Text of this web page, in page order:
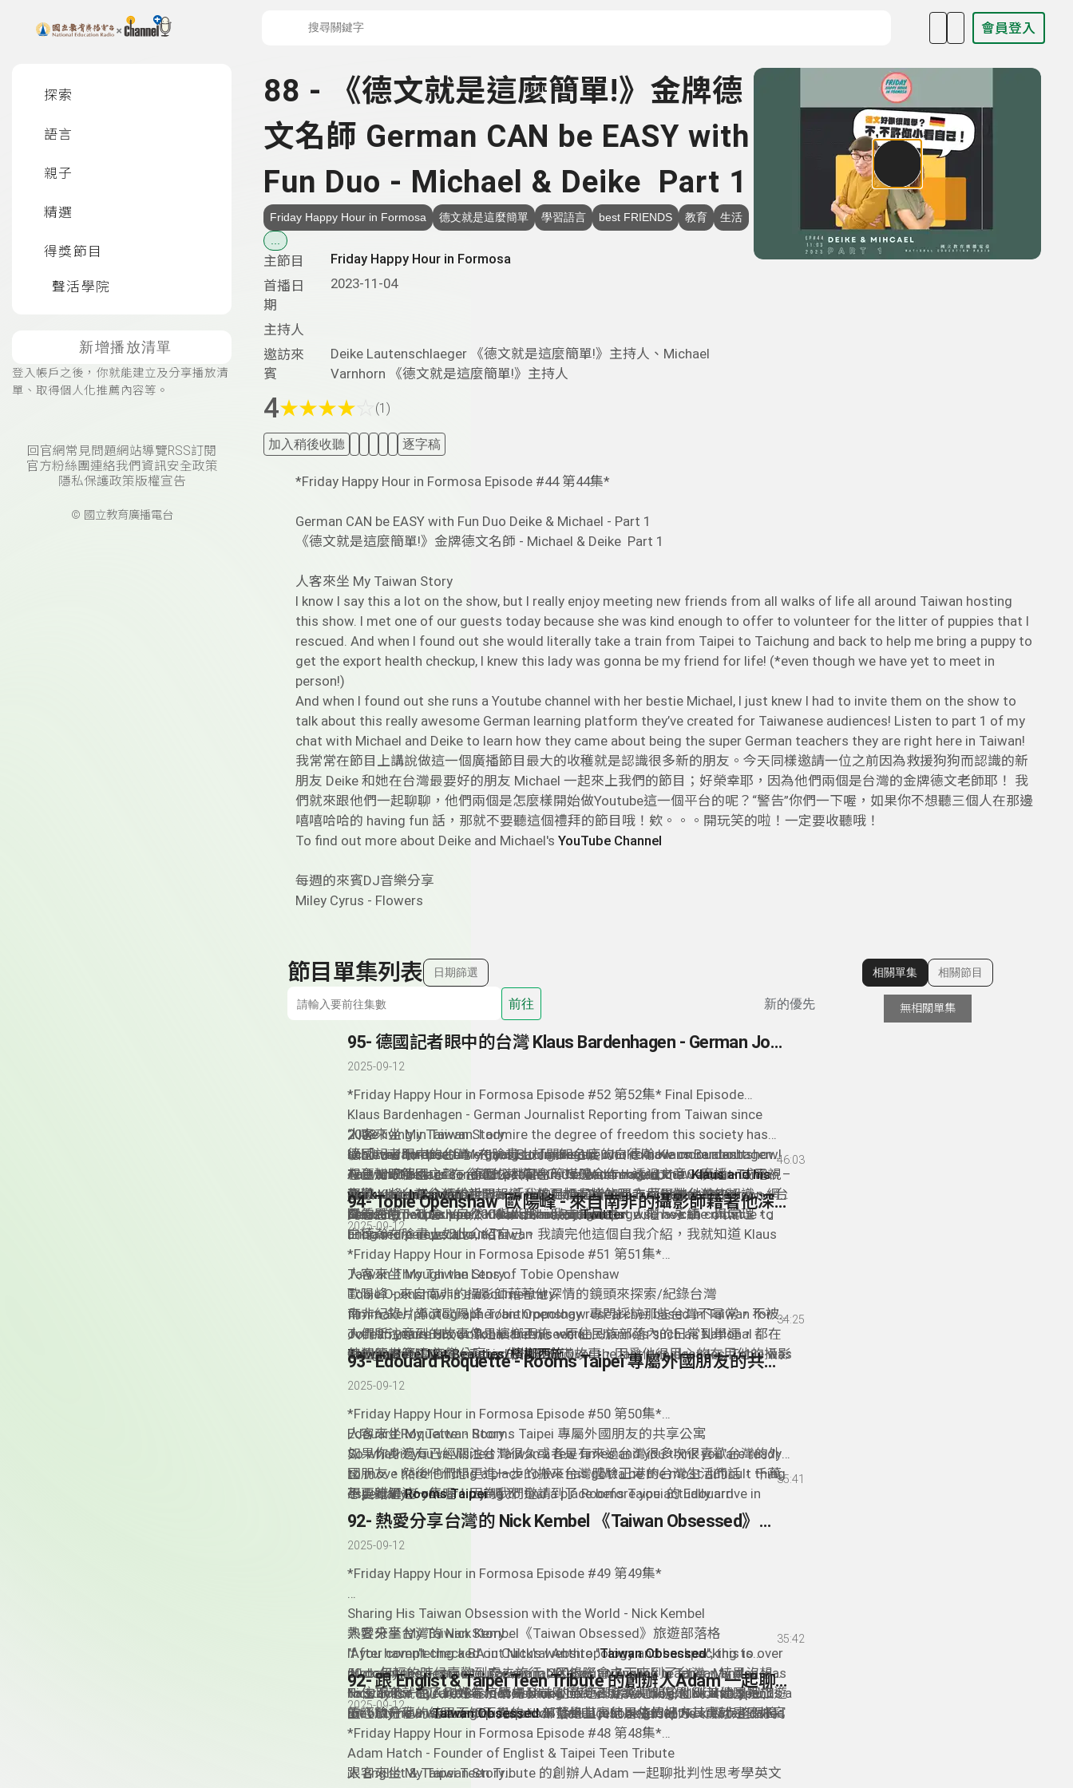
上方功能區塊 會員登入
探索
語言
親子
精選
得獎節目
聲活學院
新增播放清單
登入帳戶之後，你就能建立及分享播放清
單、取得個人化推薦內容等。
回官網常見問題網站導覽RSS訂閱
官方粉絲團連絡我們 資訊安全政策
隱私保護政策版權宣告
© 國立教育廣播電台
88 - 《德文就是這麼簡單!》金牌德
文名師 German CAN be EASY with
Fun Duo - Michael & Deike Part 1
Friday Happy Hour in Formosa 德文就是這麼簡單 學習語言 best FRIENDS 教育
生活
主節目
Friday Happy Hour in Formosa
首播日
期
2023-11-04
主持人
邀訪來
賓
Deike Lautenschlaeger 《德文就是這麼簡單!》主持人、Michael
Varnhorn 《德文就是這麼簡單!》主持人
4★★★★ (1)
加入稍後收聽 逐字稿
*Friday Happy Hour in Formosa Episode #44 第44集*
German CAN be EASY with Fun Duo Deike & Michael - Part 1
《德文就是這麼簡單!》金牌德文名師 - Michael & Deike Part 1
人客來坐 My Taiwan Story
I know I say this a lot on the show, but I really enjoy meeting new friends from all walks of life all around Taiwan hosting
this show. I met one of our guests today because she was kind enough to offer to volunteer for the litter of puppies that I
rescued. And when I found out she would literally take a train from Taipei to Taichung and back to help me bring a puppy to
get the export health checkup, I knew this lady was gonna be my friend for life! (*even though we have yet to meet in
person!)
And when I found out she runs a Youtube channel with her bestie Michael, I just knew I had to invite them on the show to
talk about this really awesome German learning platform they’ve created for Taiwanese audiences! Listen to part 1 of my
chat with Michael and Deike to learn how they came about being the super German teachers they are right here in Taiwan!
我常常在節目上講說做這一個廣播節目最大的收穫就是認識很多新的朋友。今天同樣邀請一位之前因為救援狗狗而認識的新
朋友 Deike 和她在台灣最要好的朋友 Michael 一起來上我們的節目；好榮幸耶，因為他們兩個是台灣的金牌德文老師耶！ 我
們就來跟他們一起聊聊，他們兩個是怎麼樣開始做Youtube這一個平台的呢？“警告”你們一下喔，如果你不想聽三個人在那邊
嘻嘻哈哈的 having fun 話，那就不要聽這個禮拜的節目哦！欸。。。開玩笑的啦！一定要收聽哦！
To find out more about Deike and Michael's YouTube Channel
每週的來賓DJ音樂分享
Miley Cyrus - Flowers
節目單集列表 日期篩選
前往 新的優先
95- 德國記者眼中的台灣 Klaus Bardenhagen - German Journalist Reporting from Taiwan since 2008
2025-09-12
*Friday Happy Hour in Formosa Episode #52 第52集* Final Episode
Klaus Bardenhagen - German Journalist Reporting from Taiwan since
2008
德國記者眼中的台灣 - Klaus Bardenhagen
人客來坐 My Taiwan Story
I had the hardest time trying to figure out who to have on our last show!
And what better candidate than Klaus Bardenhagen, the German
journalist who has been reporting from Taiwan as a freelancer for
German media since 2008. After all, a journalist will have the most
unbiased perspective, no?
“I like living in Taiwan. I admire the degree of freedom this society has
achieved for itself. My goal is to make the world know more about
Taiwan. There is so much people in the West should know about Taiwan –
about its democracy, diverse culture, stunning landscapes, and the
amazing people here.” - Klaus Bardenhagen
以「taiwanreporter」在臉書上打開知名度的白德瀚 Klaus Bardenhagen，
在台灣跟德國之聲、德國公共電台等媒體合作，透過文章、廣播、或電視
報導，將台灣介紹給世界。「我的目標是增加西方世界對台灣的認識——台
灣的民主、社會、自然、與人民。我支持民主、人權、永續、與常理，」
白德瀚在臉書上如此介紹自己。我讀完他這個自我介紹，我就知道 Klaus
就是我在找的最後一集來賓的最佳人選！在這個誤打誤撞來到台灣的德國
人眼裏，台灣究竟是有什麽樣的魅力讓他這麽的想讓全世界都看見台灣
呢？希望這集的采訪也可以也讓台灣人的你，透過 Klaus 來看見自己。
想更加瞭解Klaus 在台灣的報導嗎？ To learn more aboutKlaus and his
work:andInTaiwan
Klaus 的 Twitter You can catch him onTwitter
喜歡 Klaus 在台灣的新聞報導，想更加支持他嗎？ 可以去他的Patreon 網
頁看看哦！To support Klaus on his Patreon page so he can continue to
bring more news about Taiwan
https://www.patreon.com/taiwanreporter
每週的來賓DJ音樂分享
The Wellerman (Sea Shanty) - From TikTok to Epic Remix
46:03
94- Tobie Openshaw 歐陽峰 - 來自南非的攝影師藉著他深情的鏡頭來探索/紀錄台灣 * Taiwan Through the Lens of Tobie Openshaw
2025-09-12
­*Friday Happy Hour in Formosa Episode #51 第51集*
Taiwan Through the Lens of Tobie Openshaw
歐陽峰 - 來自南非的攝影師藉著他深情的鏡頭來探索/紀錄台灣
人客來坐 My Taiwan Story
Tobie Openshaw is a documentary
filmmaker/photographer/anthropology researcher based in Taiwan for
over 25 years. His work has been seen on channels such as National
Geographic, Discovery, and the BBC. Over the last two decades, Tobie was
able to document and capture different aspects of Taiwan culture
including the betel nut girl culture (what started it all), the Sunflower
Movement, human rights and Indigenous rights.
Tobie Openshaw - Documentary filmmaker and anthropology researcher -
moved to Taiwan from South Africa over two decades ago. I couldn’t
have picked a better guest to come to our show to share his Taiwan
experience with our listeners.
南非紀錄片導演歐陽峰 Tobie Openshaw 專門採訪那些台灣不尋常，不被
人們所注意到的故事像是檳榔西施、原住民族部落內的日常到學運，都在
他的題材範疇之中。Tobie 的攝影充滿故事，因爲他很用心的在用他的攝影
詮釋台灣的角度，讓世界看到台灣真實的一面。有時候光收集一個題材的
内容就花了幾年的時間，主要就是因爲 Tobie 他堅持耐心地去真正深入瞭
解這個題材/文化/人物。只有這樣才能真正呈現真實的台灣。
To learn more about Tobie and his work:
Taiwan Betel Nut Beauties/檳榔西施
Filmmaker Nights Taipei
Taiwan Disaster Preparedness/Civil Resilience - 台灣防災準備/公民韌性
每週的來賓DJ音樂分享
Martha Wainwright’s cover of the Leonard Cohen song “Tower of Song”
34:25
93- Edouard Roquette - Rooms Taipei 專屬外國朋友的共享公寓
2025-09-12
*Friday Happy Hour in Formosa Episode #50 第50集*
Edouard Roquette - Rooms Taipei 專屬外國朋友的共享公寓
人客來坐 My Taiwan Story
So what if you’ve visited Taiwan a few times and you think you are ready
to move here! Finding a place to live has gotta be the most difficult thing
especially if you are trying to find a place before you actually arrive in
Taiwan. I am going to hook you up with an insider tip by introducing our
guest this week! Edouard from
Rooms Taipei
knew from first-hand
experience that finding a place to live in a foreign country can be a
daunting task! So their team has prepared a handful of apartments in
easy-access neighborhoods for newcomers where they can transition
into the new environment/culture with ease. They offer so much more
than just a place to live as the co-living spaces also offer plenty of
opportunities to mingle and assimilate into Taiwanese culture.
如果你身邊有已經關注台灣很久或者是有來過台灣很多次很喜歡台灣的外
國朋友，然後他們想更進一步的搬來台灣體驗正港的台灣生活的話，千萬
不要錯過這一集喔！因為我們邀請到了 Rooms Taipei 的 Edouard
Roquette 來跟我們討論一下他和其他創辦人一起建立專屬外國朋友的共享
公寓公司- 提供剛搬到台灣的外國朋友們可以馬上入住而且適合外國人需求
的公寓！Edouard 他們的 Rooms Taipei真的是一個非常貼心的服務！我真
的覺得Edouard開這個公司的動機，真是超佛心的！ 畢竟搬到一個新的國
家要融入那邊的語言文化生活環境是一件蠻困難的事情！不僅是給這些剛
來來台灣的外國人一個比較像是他們原生國家熟悉的居住環境，讓他們很
快地能夠融入台灣的文化以及生活。還可以跟各國各地來的外國朋友們一
起體驗台灣所有的美好，是不是很棒棒呢？
想更瞭解Rooms Taipei嗎？
每週的來賓DJ音樂分享
至繁 LE MONDE - 邱比 CHIU PI
35:41
92- 熱愛分享台灣的 Nick Kembel 《Taiwan Obsessed》旅遊部落格 * Sharing His Taiwan Obsession with the World - Nick Kembel
2025-09-12
*Friday Happy Hour in Formosa Episode #49 第49集*
Sharing His Taiwan Obsession with the World - Nick Kembel
熱愛分享台灣的 Nick Kembel《Taiwan Obsessed》旅遊部落格
人客來坐 My Taiwan Story
"After completing a BA in Cultural Anthropology and backpacking to over
50 countries, I came to Taiwan in 2008 as an English teacher. My plan was
to stay for a year then move somewhere else. At the end of that year, I
met my now wife on the Taipei MRT, and I just never left!"
-Nick Kembel of Taiwan Obsessed
If you haven't checked out Nick's website "Taiwan Obsessed", this is
probably the best resource available about traveling in Taiwan and
Taiwanese culture. Besides working on this travel blog, Nick also spends a
lot of time answering questions in the Facebook group he created called
"Taiwan Travel Planning Group". I highly recommend this FB group for
anyone interested in visiting Taiwan as you will get some insider scoop
on just about anything! It's also a great group if you would like to share
Nick 年輕的時候喜歡到處去旅行；因緣際會之下來到了台灣。結果沒想到
一住下來就住了10幾年。原先 Nick 的旅遊部落格是關於他到其他國家旅遊
的經驗分享，結果不知不覺的 Nick 發覺其實他居住的地方其實就是最好寫
作的部落格題材 - Taiwan Obessed!
Nick 跟他一家人剛好在疫情爆發前剛回到了加拿大；但是 Nick 還是把工作
重心放在他的Taiwan Obsessed部落格上。結果疫情把 Nick 腳步整個搗
亂。兩年期間 Nick 從來沒有放棄過經營他的 Taiwan Obsessed
以及他在臉書上所組織的群組（叫做Taiwan Traveling Planning
了要來台灣旅遊的外國朋友們專門設立的群組，以便回答所有關於台灣旅
每週的來賓DJ音樂分享
Jack Johnson with G. Love - Rainbow
35:42
92- 跟 Englist & Taipei Teen Tribute 的創辦人Adam 一起聊批判性思考學英文 * Adam Hatch - Founder of Englist & Taipei Teen Tribute
2025-09-12
­*Friday Happy Hour in Formosa Episode #48 第48集*
Adam Hatch - Founder of Englist & Taipei Teen Tribute
跟 Englist & Taipei Teen Tribute 的創辦人Adam 一起聊批判性思考學英文
人客來坐 My Taiwan Story
顯示相關單集
相關單集 相關節目
無相關單集